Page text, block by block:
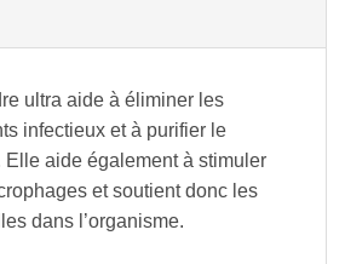
ultra aide à éliminer les
infectieux et à purifier le
Elle aide également à stimuler
et soutient donc les
dans l’organisme.